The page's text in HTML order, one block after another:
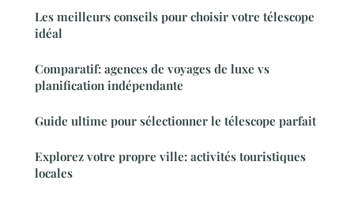
Les meilleurs conseils pour choisir votre télescope
idéal
Comparatif: agences de voyages de luxe vs
planification indépendante
Guide ultime pour sélectionner le télescope parfait
Explorez votre propre ville: activités touristiques
locales